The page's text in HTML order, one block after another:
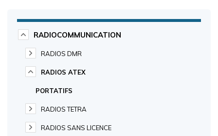
RADIOCOMMUNICATION
RADIOS DMR
RADIOS ATEX
PORTATIFS
RADIOS TETRA
RADIOS SANS LICENCE